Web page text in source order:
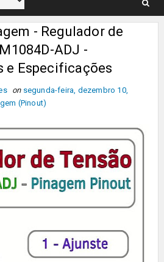
- Regulador de
ADJ -
e Especificações
on segunda-feira, dezembro 10,
(Pinout)